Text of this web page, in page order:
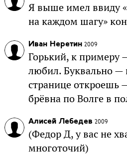
Я выше имел ввиду
на каждом шагу»
Иван Неретин 2009
Горький, к примеру
любил. Буквально —
странице откроешь
брёвна по Волге в
Алисей Лебедев 2009
(Федор Д, у вас не
многоточий)